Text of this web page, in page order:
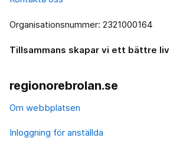
Organisationsnummer: 2321000164
Tillsammans skapar vi ett bättre liv
regionorebrolan.se
Om webbplatsen
Inloggning för anställda